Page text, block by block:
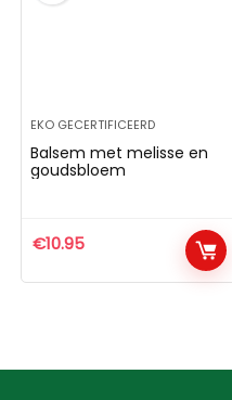
EKO GECERTIFICEERD
Balsem met melisse en
goudsbloem
€10.95